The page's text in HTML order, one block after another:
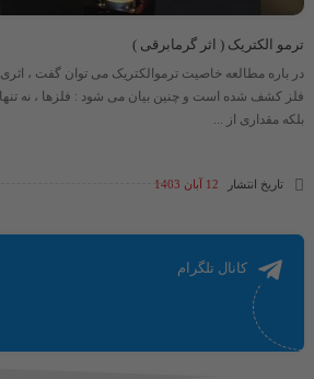
ترمو الکتریک ( اثر گرمابرقی )
در باره مطالعه خاصیت ترموالکتریک می توان گفت ، اثری
فلز کشف شده است و چنین بیان می شود : فلزها ، نه تنها
بلکه مقداری از ...
تاریخ انتشار 12 آبان 1403
کانال تلگرام